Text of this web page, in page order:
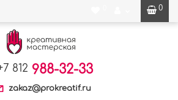
0
812 988-32-33
zakaz@prokreatif.ru